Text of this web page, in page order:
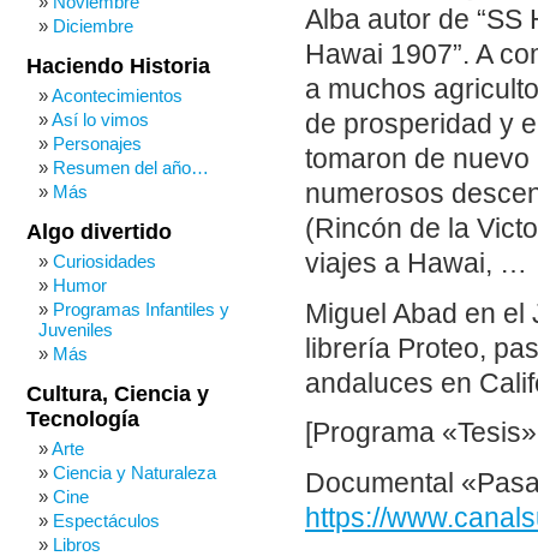
Alba autor de
Hawai 1907”. A
a muchos
de prosperidad y
tomaron de
numerosos
(Rincón de la
viajes a Hawai, …
Miguel Abad en
librería Proteo,
andaluces en
[Programa
Documental
https://
Diciembre
Haciendo Historia
Acontecimientos
Así lo vimos
Personajes
Resumen del año…
Más
Algo divertido
Curiosidades
Humor
Programas Infantiles y
Juveniles
Más
Cultura, Ciencia y
Tecnología
Arte
Ciencia y Naturaleza
Cine
Espectáculos
Libros